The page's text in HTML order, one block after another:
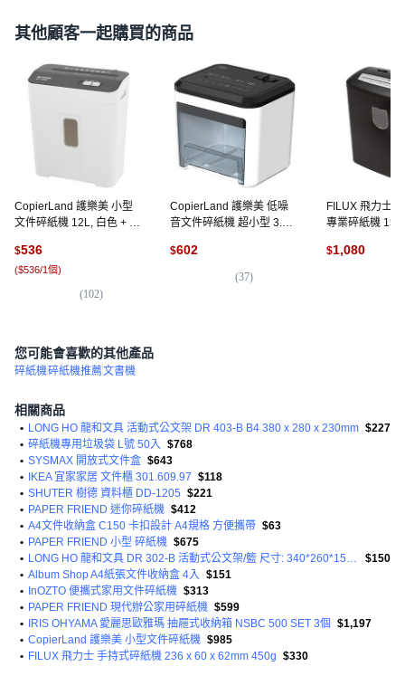
其他顧客一起購買的商品
CopierLand 護樂美 小型
文件碎紙機 12L, 白色 + 灰
$536
($536/1個)
(102)
CopierLand 護樂美 低噪
音文件碎紙機 超小型 3.5L,
$602
(37)
FILUX 飛力士 8
專業碎紙機
$1,080
您可能會喜歡的其他產品
碎紙機碎紙機推薦文書機
相關商品
• LONG HO 龍和文具 活動式公文架 DR 403-B B4 380 x 280 x 230mm $227
• 碎紙機專用垃圾袋 L號 50入 $768
• SYSMAX 開放式文件盒 $643
•
IKEA 宜家家居 文件櫃 301.609.97 $118
• SHUTER 樹德 資料櫃 DD-1205 $221
• PAPER FRIEND 迷你碎紙機 $412
• A4文件收納盒 C150 卡扣設計 A4規格 方便攜帶 $63
• PAPER FRIEND 小型 碎紙機 $675
•
LONG HO 龍和文具 DR 302-B 活動式公文架/籃 尺寸: 340*260*150mm HPS塑膠
$150
• Album Shop A4紙張文件收納盒 4入 $151
•
InOZTO 便攜式家用文件碎紙機 $313
• PAPER FRIEND 現代辦公家用碎紙機 $599
•
IRIS OHYAMA 愛麗思歐雅瑪 抽屜式收納箱 NSBC 500 SET 3個 $1,197
• CopierLand 護樂美 小型文件碎紙機 $985
• FILUX 飛力士 手持式碎紙機 236 x 60 x 62mm 450g $330